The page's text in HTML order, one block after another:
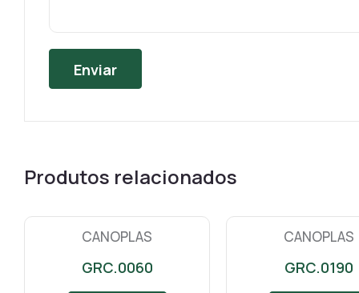
Produtos relacionados
CANOPLAS
GRC.0060
CANOPLAS
GRC.0190